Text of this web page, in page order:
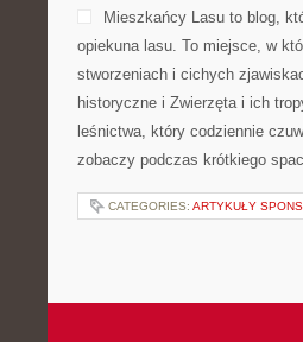
Mieszkańcy Lasu to blog,
opiekuna lasu. To miejsce, w
stworzeniach i cichych
historyczne i Zwierzęta i ich
leśnictwa, który codziennie
zobaczy podczas krótkiego
CATEGORIES: ARTYKUŁY